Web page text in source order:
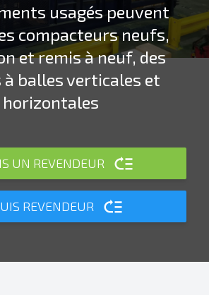
usagés peuvent
compacteurs neufs,
et remis à neuf, des
à balles verticales et
horizontales
UN REVENDEUR
REVENDEUR